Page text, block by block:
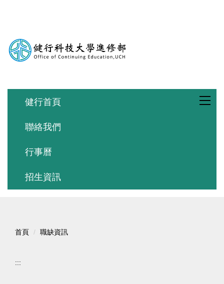
內
容
健行首頁
聯絡我們
行事曆
招生資訊
首頁 職缺資訊
:::